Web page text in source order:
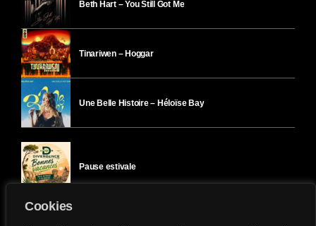
Cookies
Beth Hart – You Still Got Me
Tinariwen – Hoggar
Une Belle Histoire – Héloïse Bay
Pause estivale